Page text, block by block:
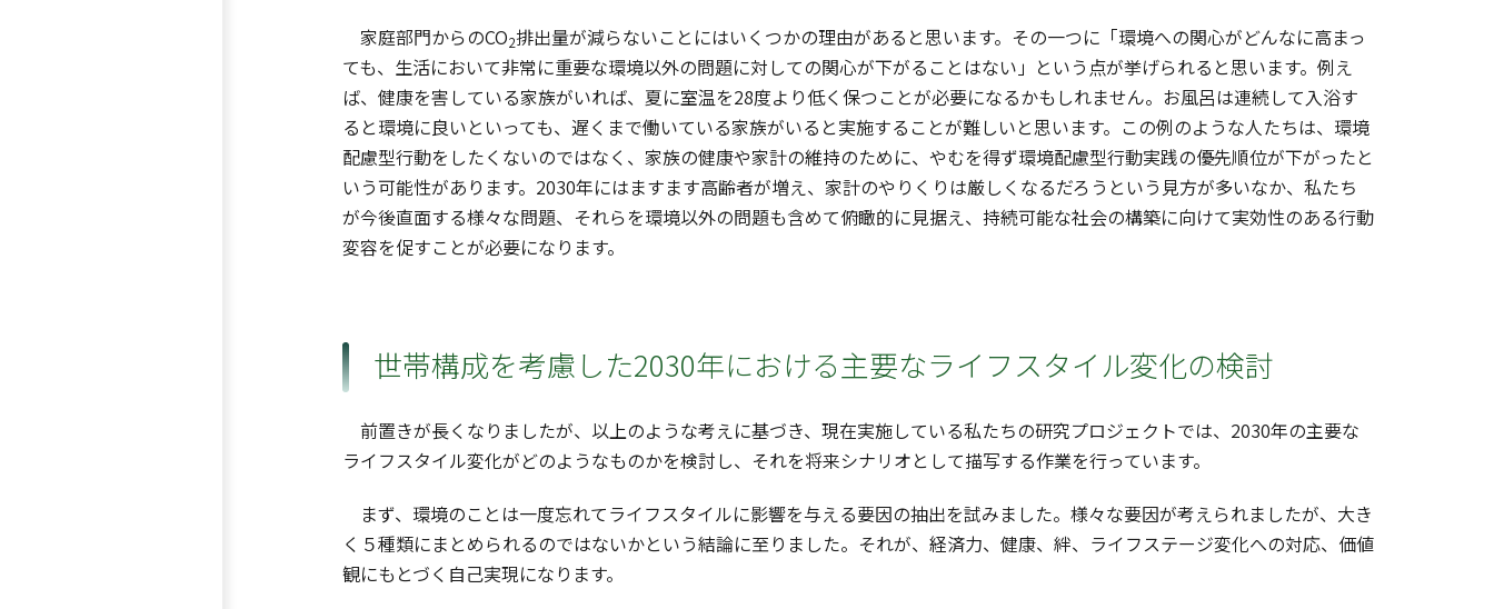
家庭部門からのCO2排出量が減らないことにはいくつかの理由があると思います。その一つに「環境への関心がどんなに高まっ
ても、生活において非常に重要な環境以外の問題に対しての関心が下がることはない」という点が挙げられると思います。例え
ば、健康を害している家族がいれば、夏に室温を28度より低く保つことが必要になるかもしれません。お風呂は連続して入浴す
ると環境に良いといっても、遅くまで働いている家族がいると実施することが難しいと思います。この例のような人たちは、環境
配慮型行動をしたくないのではなく、家族の健康や家計の維持のために、やむを得ず環境配慮型行動実践の優先順位が下がったと
いう可能性があります。2030年にはますます高齢者が増え、家計のやりくりは厳しくなるだろうという見方が多いなか、私たち
が今後直面する様々な問題、それらを環境以外の問題も含めて俯瞰的に見据え、持続可能な社会の構築に向けて実効性のある行動
変容を促すことが必要になります。
世帯構成を考慮した2030年における主要なライフスタイル変化の検討
前置きが長くなりましたが、以上のような考えに基づき、現在実施している私たちの研究プロジェクトでは、2030年の主要な
ライフスタイル変化がどのようなものかを検討し、それを将来シナリオとして描写する作業を行っています。
まず、環境のことは一度忘れてライフスタイルに影響を与える要因の抽出を試みました。様々な要因が考えられましたが、大き
く５種類にまとめられるのではないかという結論に至りました。それが、経済力、健康、絆、ライフステージ変化への対応、価値
観にもとづく自己実現になります。